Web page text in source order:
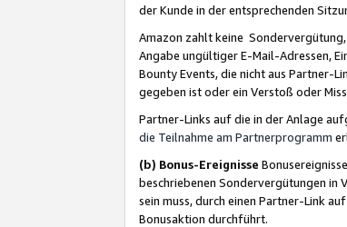
der Kunde in der entsprechenden
Amazon zahlt keine
Angabe ungültiger E-Mail-Adressen,
Bounty Events, die nicht aus Partner-
gegeben ist oder ein Verstoß oder
Partner-Links auf die in der Anlage
die Teilnahme am Partnerprogramm
(b) Bonus-Ereignisse
beschriebenen Sondervergütungen in
sein muss, durch einen Partner-Link
Bonusaktion durchführt.